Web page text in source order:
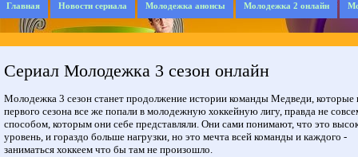
Главная Новости сериала Молодежка анонсы Молодежка 2 онлайн
Сериал Молодежка 3 сезон онлайн
Молодежка 3 сезон станет продолжение истории команды Медведи, которые
первого сезона все же попали в молодежную хоккейную лигу, правда не
способом, которым они себе представляли. Они сами понимают, что это
уровень, и гораздо больше нагрузки, но это мечта всей команды и каждого -
заниматься хоккеем что бы там не произошло.